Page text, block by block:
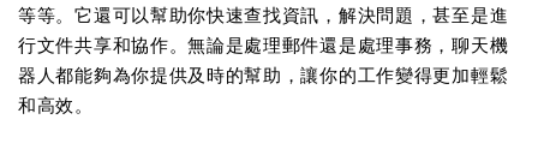
等等。它還可以幫助你快速查找資訊，解決問題，甚至是進
行文件共享和協作。無論是處理郵件還是處理事務，聊天機
器人都能夠為你提供及時的幫助，讓你的工作變得更加輕鬆
和高效。